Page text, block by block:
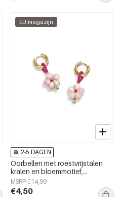
EU-magazijn
2-5 DAGEN
Oorbellen met roestvrijstalen
kralen en bloemmotief,
schattige en eenvoudige serie,
damessieraden.
MSRP €14,99
€4,50